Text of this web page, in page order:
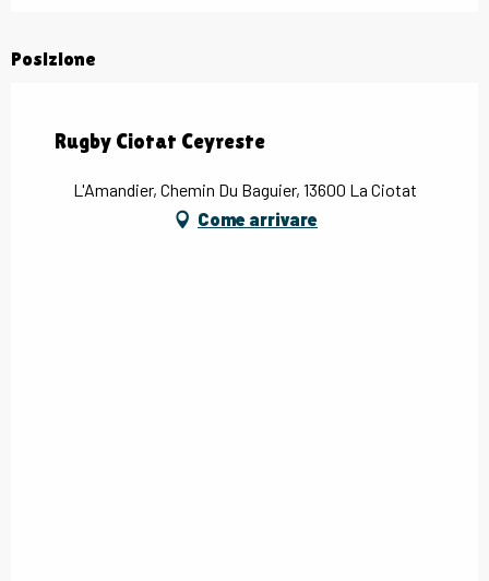
Posizione
Rugby Ciotat Ceyreste
L'Amandier, Chemin Du Baguier, 13600 La Ciotat
Come arrivare